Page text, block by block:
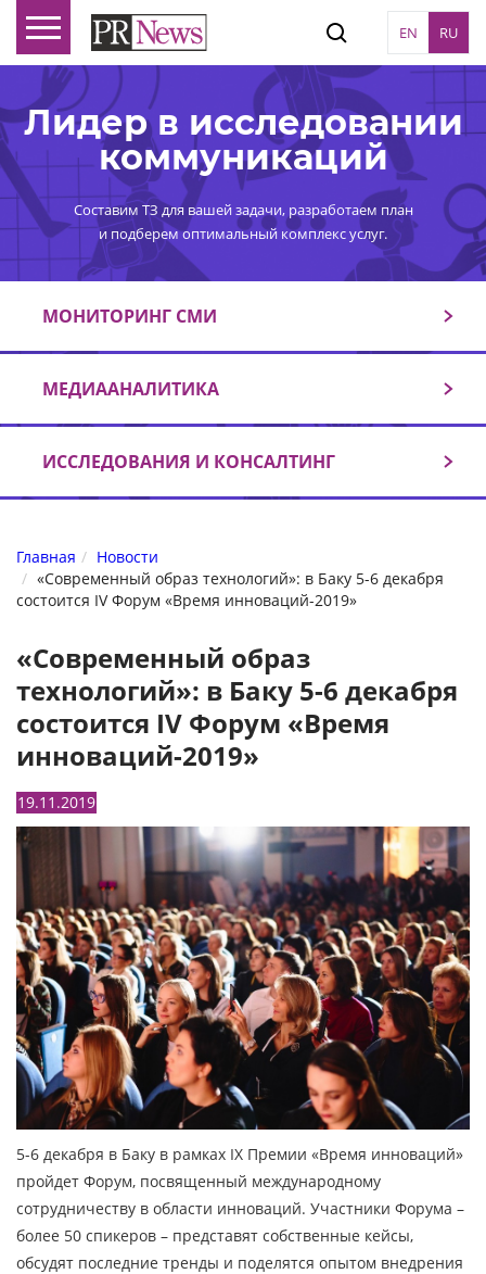
EN RU
Лидер в исследовании
коммуникаций
Составим ТЗ для вашей задачи, разработаем план
и подберем оптимальный комплекс услуг.
МОНИТОРИНГ СМИ
МЕДИААНАЛИТИКА
ИССЛЕДОВАНИЯ И КОНСАЛТИНГ
Главная
Новости
«Современный образ технологий»: в Баку 5-6 декабря
состоится IV Форум «Время инноваций-2019»
«Современный образ
технологий»: в Баку 5-6 декабря
состоится IV Форум «Время
инноваций-2019»
19.11.2019
5-6 декабря в Баку в рамках IX Премии «Время инноваций»
пройдет Форум, посвященный международному
сотрудничеству в области инноваций. Участники Форума –
более 50 спикеров – представят собственные кейсы,
обсудят последние тренды и поделятся опытом внедрения